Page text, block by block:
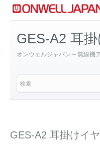
Selective Range
OEM/ODM Solution
GES-A2 耳
オンウェルジャパン – 無線機
GES-A2 耳掛けイ